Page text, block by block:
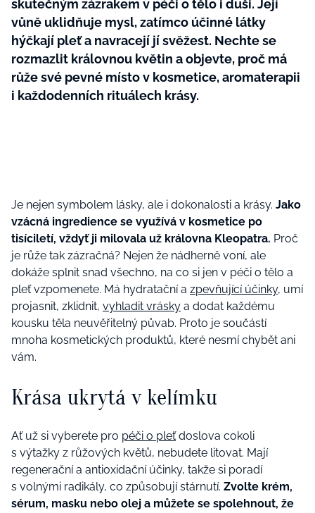
skutečným zázrakem v péči o tělo i duši. Její
vůně uklidňuje mysl, zatímco účinné látky
hýčkají pleť a navracejí jí svěžest. Nechte se
rozmazlit královnou květin a objevte, proč má
růže své pevné místo v kosmetice, aromaterapii
i každodenních rituálech krásy.
Je nejen symbolem lásky, ale i dokonalosti a krásy. Jako
vzácná ingredience se využívá v kosmetice po
tisíciletí, vždyť ji milovala už královna Kleopatra. Proč
je růže tak zázračná? Nejen že nádherně voní, ale
dokáže splnit snad všechno, na co si jen v péči o tělo a
pleť vzpomenete. Má hydratační a zpevňující účinky, umí
projasnit, zklidnit, vyhladit vrásky a dodat každému
kousku těla neuvěřitelný půvab. Proto je součástí
mnoha kosmetických produktů, které nesmí chybět ani
vám.
Krása ukrytá v kelímku
Ať už si vyberete pro péči o pleťdoslova cokoli
s výtažky z růžových květů, nebudete litovat. Mají
regenerační a antioxidační účinky, takže si poradí
s volnými radikály, co způsobují stárnutí. Zvolte krém,
sérum, masku nebo olej a můžete se spolehnout, že